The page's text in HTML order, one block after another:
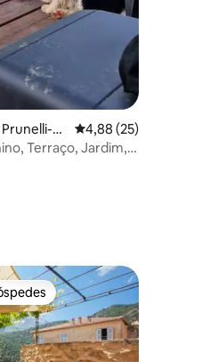
18 avaliações
di
4,88 de uma
4,88 (25)
Terraço, Jardim,
dos hóspedes